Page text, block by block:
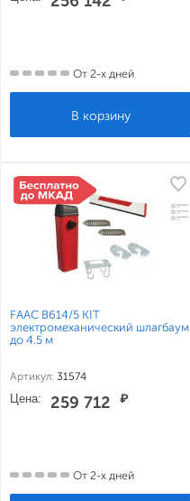
От 2-х дней
FAAC B614/5 KIT
электромеханический шлагбаум
до 4.5 м
Артикул: 31574
Цена: 259 712 ₽
От 2-х дней